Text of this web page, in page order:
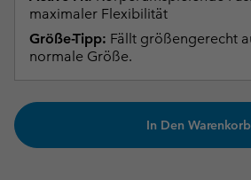
maximaler Flexibilität
Größe-Tipp: Fällt größengerecht
normale Größe.
In Den Warenkorb